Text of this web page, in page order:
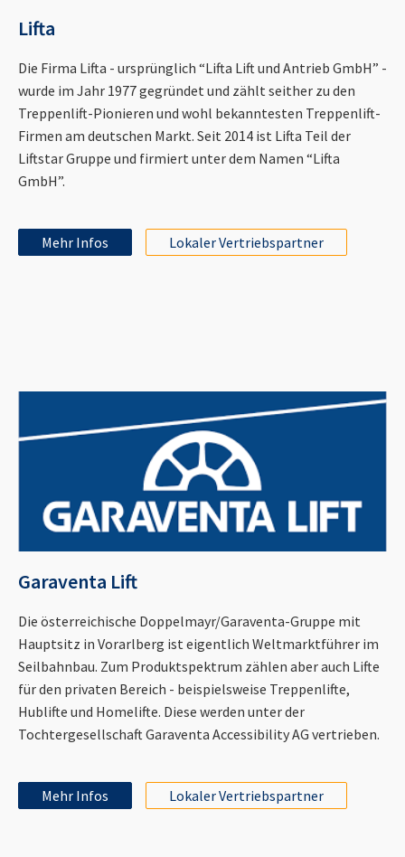
Lifta
Die Firma Lifta - ursprünglich “Lifta Lift und Antrieb GmbH” -
wurde im Jahr 1977 gegründet und zählt seither zu den
Treppenlift-Pionieren und wohl bekanntesten Treppenlift-
Firmen am deutschen Markt. Seit 2014 ist Lifta Teil der
Liftstar Gruppe und firmiert unter dem Namen “Lifta
GmbH”.
Mehr Infos Lokaler Vertriebspartner
Garaventa Lift
Die österreichische Doppelmayr/Garaventa-Gruppe mit
Hauptsitz in Vorarlberg ist eigentlich Weltmarktführer im
Seilbahnbau. Zum Produktspektrum zählen aber auch Lifte
für den privaten Bereich - beispielsweise Treppenlifte,
Hublifte und Homelifte. Diese werden unter der
Tochtergesellschaft Garaventa Accessibility AG vertrieben.
Mehr Infos Lokaler Vertriebspartner